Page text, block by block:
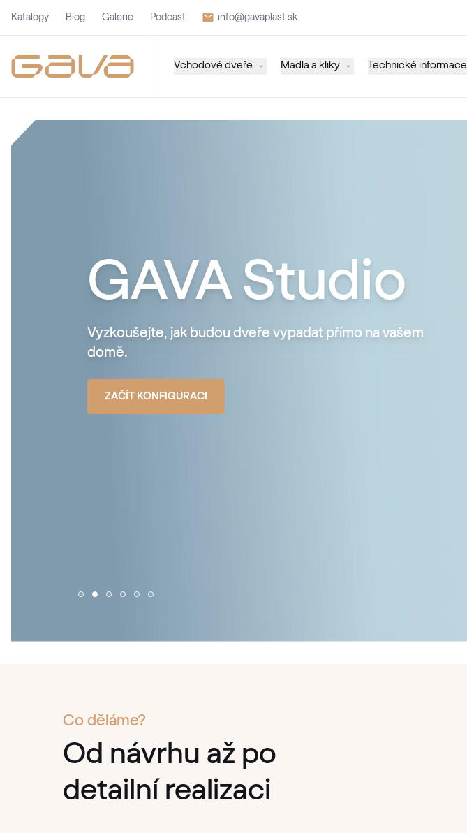
Katalogy Blog Galerie Podcast info@gavaplast.sk
Vchodové dveře Madla a kliky Technické informace
GAVA Studio
Vyzkoušejte, jak budou dveře vypadat přímo na vašem
domě.
ZAČÍT KONFIGURACI
Co děláme?
Od návrhu až po
detailní realizaci